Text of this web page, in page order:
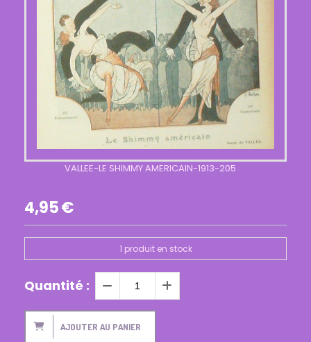
VALLEE-LE SHIMMY AMERICAIN-1913-205
4,95€
1 produit en stock
Quantité :
AJOUTER AU PANIER